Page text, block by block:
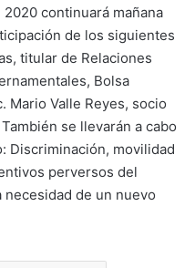
continuará mañana
de los siguientes
titular de Relaciones
Bolsa
Mario Valle Reyes, socio
se llevarán a cabo
Discriminación, movilidad
perversos del
de un nuevo